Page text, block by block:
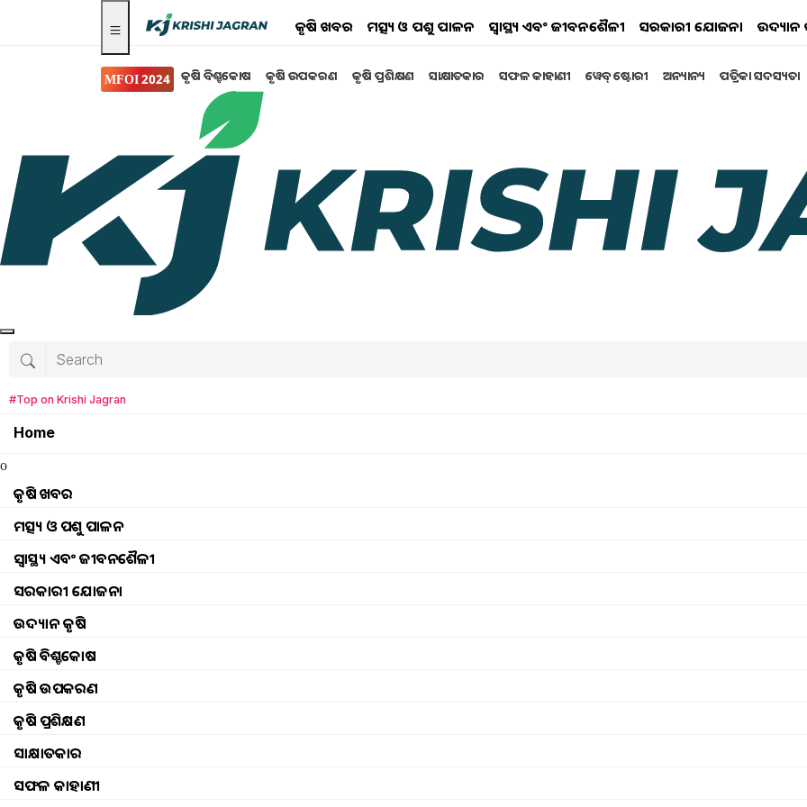
କୃଷି ଖବର ମତ୍ସ୍ୟ ଓ ପଶୁ ପାଳନ ସ୍ୱାସ୍ଥ୍ୟ ଏବଂ ଜୀବନଶୈଳୀ ସରକାରୀ ଯୋଜନା ଉଦ୍ୟାନ
MFOI 2024 କୃଷି ବିଶ୍ବକୋଷ କୃଷି ଉପକରଣ କୃଷି ପ୍ରଶିକ୍ଷଣ ସାକ୍ଷାତକାର ସଫଳ କାହାଣୀ ୱେବ୍ ଷ୍ଟୋରୀ ଅନ୍ୟାନ୍ୟ ପତ୍ରିକା ସଦସ୍ୟତା
#Top on Krishi Jagran
Home
o
କୃଷି ଖବର
ମତ୍ସ୍ୟ ଓ ପଶୁ ପାଳନ
ସ୍ୱାସ୍ଥ୍ୟ ଏବଂ ଜୀବନଶୈଳୀ
ସରକାରୀ ଯୋଜନା
ଉଦ୍ୟାନ କୃଷି
କୃଷି ବିଶ୍ବକୋଷ
କୃଷି ଉପକରଣ
କୃଷି ପ୍ରଶିକ୍ଷଣ
ସାକ୍ଷାତକାର
ସଫଳ କାହାଣୀ
ମତ୍ସ୍ୟ ଓ ପଶୁ ପାଳନ
Goat Farming: ଏହି ପ୍ରଜାତି ଦେବ ଅଧିକ ଲାଭ
ଚାଷ ସହିତ ପଶୁପାଳନ ମଧ୍ୟ କରୁଛନ୍ତି ଚାଷୀ l ଯାହା ତାଙ୍କୁ ଅଧିକ ଲାଭ ପ୍ରଦାନ କରୁଛି l ଏହି ଆର୍ଟିକଲରେ ସେହି ଲାଭ
ପ୍ରଦାନ କରୁଥିବା ପ୍ରଜାତି ବିଷୟରେ ଆଲୋଚନା କରାଯାଇଛି l